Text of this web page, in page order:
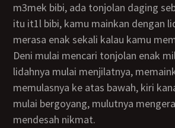
m3mek bibi, ada tonjolan daging
itu it1l bibi, kamu mainkan dengan
merasa enak sekali kalau kamu
Deni mulai mencari tonjolan enak milik bibi, lalu
lidahnya mulai menjilatnya,
memulasnya ke atas bawah, kiri
mulai bergoyang, mulutnya
mendesah nikmat.